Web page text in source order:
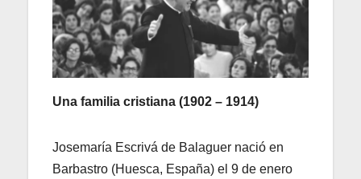
Una familia cristiana (1902 – 1914)
Josemaría Escrivá de Balaguer nació en
Barbastro (Huesca, España) el 9 de enero